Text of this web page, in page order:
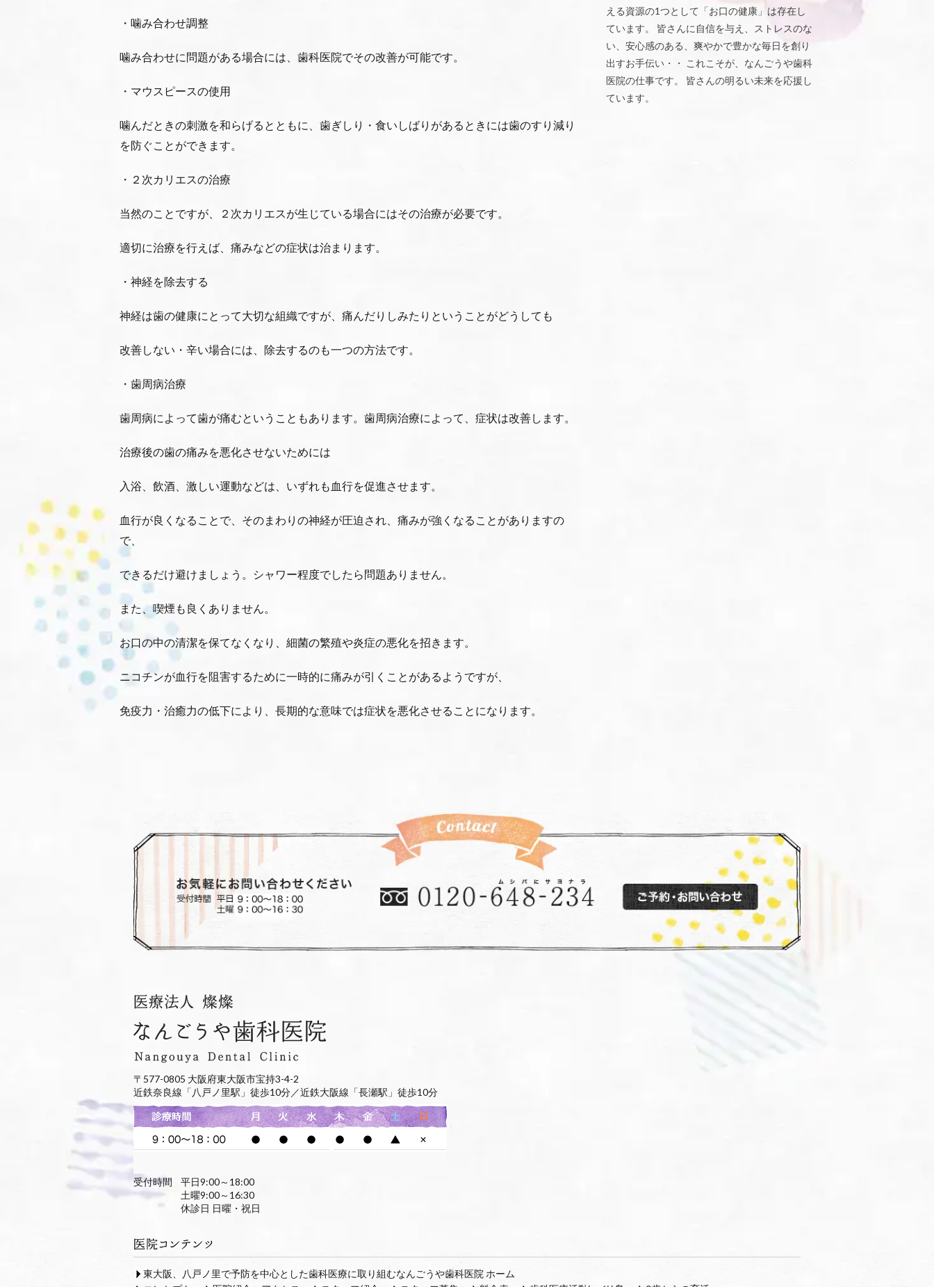
・噛み合わせ調整
噛み合わせに問題がある場合には、歯科医院でその改善が可能です。
・マウスピースの使用
噛んだときの刺激を和らげるとともに、歯ぎしり・食いしばりがあるときには歯のすり減り
を防ぐことができます。
・２次カリエスの治療
当然のことですが、２次カリエスが生じている場合にはその治療が必要です。
適切に治療を行えば、痛みなどの症状は治まります。
・神経を除去する
神経は歯の健康にとって大切な組織ですが、痛んだりしみたりということがどうしても
改善しない・辛い場合には、除去するのも一つの方法です。
・歯周病治療
歯周病によって歯が痛むということもあります。歯周病治療によって、症状は改善します。
治療後の歯の痛みを悪化させないためには
入浴、飲酒、激しい運動などは、いずれも血行を促進させます。
血行が良くなることで、そのまわりの神経が圧迫され、痛みが強くなることがありますの
で、
できるだけ避けましょう。シャワー程度でしたら問題ありません。
また、喫煙も良くありません。
お口の中の清潔を保てなくなり、細菌の繁殖や炎症の悪化を招きます。
ニコチンが血行を阻害するために一時的に痛みが引くことがあるようですが、
免疫力・治癒力の低下により、長期的な意味では症状を悪化させることになります。
える資源の1つとして「お口の健康」は存在し
ています。 皆さんに自信を与え、ストレスのな
い、安心感のある、爽やかで豊かな毎日を創り
出すお手伝い・・ これこそが、なんごうや歯科
医院の仕事です。 皆さんの明るい未来を応援し
ています。
〒577-0805 大阪府東大阪市宝持3-4-2
近鉄奈良線「八戸ノ里駅」徒歩10分／近鉄大阪線「長瀬駅」徒歩10分
受付時間
平日9:00～18:00
土曜9:00～16:30
休診日 日曜・祝日
東大阪、八戸ノ里で予防を中心とした歯科医療に取り組むなんごうや歯科医院 ホーム